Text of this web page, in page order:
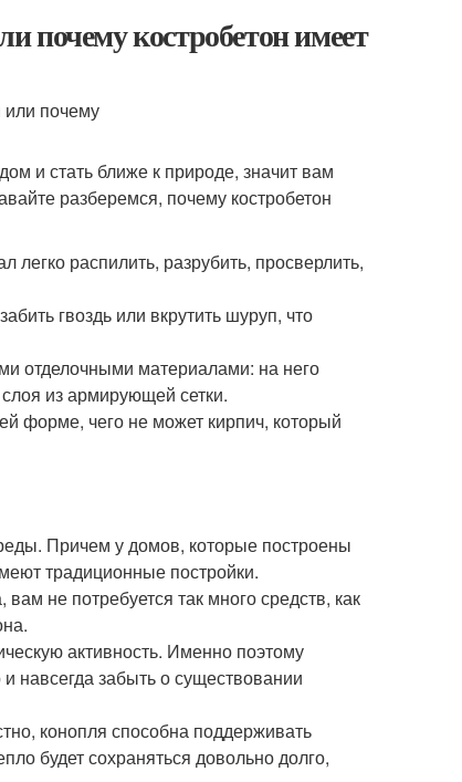
почему костробетон имеет
и стать ближе к природе, значит вам
разберемся, почему костробетон
легко распилить, разрубить, просверлить,
гвоздь или вкрутить шуруп, что
отделочными материалами: на него
из армирующей сетки.
форме, чего не может кирпич, который
Причем у домов, которые построены
традиционные постройки.
не потребуется так много средств, как
активность. Именно поэтому
навсегда забыть о существовании
конопля способна поддерживать
будет сохраняться довольно долго,